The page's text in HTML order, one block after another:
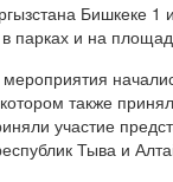
Бишкеке
парках и на
также
участие
Тыва и